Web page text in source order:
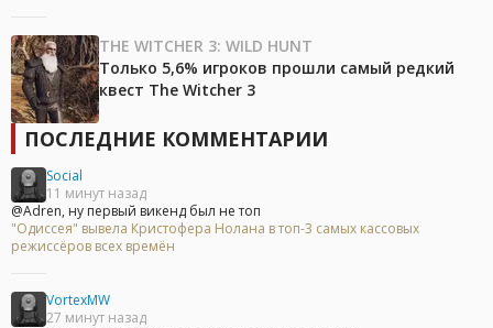
THE WITCHER 3: WILD HUNT
Только 5,6% игроков прошли самый редкий
квест The Witcher 3
ПОСЛЕДНИЕ КОММЕНТАРИИ
Social
11 минут назад
@Adren, ну первый викенд был не топ
"Одиссея" вывела Кристофера Нолана в топ-3 самых кассовых
режиссёров всех времён
VortexMW
27 минут назад